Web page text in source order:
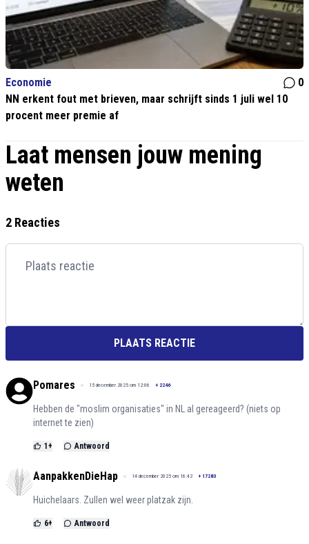
Economie
0
NN erkent fout met brieven, maar schrijft sinds 1 juli wel 10
procent meer premie af
Laat mensen jouw mening
weten
2 Reacties
PLAATS REACTIE
Pomares 15 december 2025 om 12:06 + 2246
Hebben de "moslim organisaties" in NL al gereageerd? (niets op
internet te zien)
1 + Antwoord
AanpakkenDieHap 14 december 2025 om 16:42 + 17283
Huichelaars. Zullen wel weer platzak zijn.
6+ Antwoord